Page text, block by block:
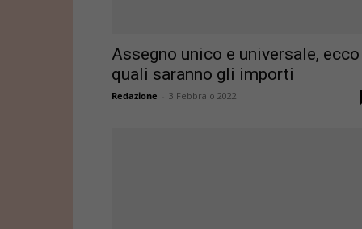
Assegno unico e universale, ecco
quali saranno gli importi
Redazione 3 Febbraio 2022